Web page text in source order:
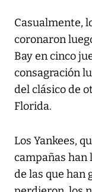
Casualmente,
coronaron
Bay en cinco
consagración
del clásico de
Florida.
Los Yankees,
campañas han
de las que han